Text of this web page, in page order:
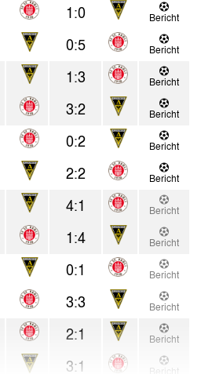
1:0
Bericht
0:5 Bericht
1:3
Bericht
3:2 Bericht
0:2
Bericht
2:2 Bericht
4:1
Bericht
1:4 Bericht
0:1
Bericht
3:3 Bericht
2:1
Bericht
3:1 Bericht